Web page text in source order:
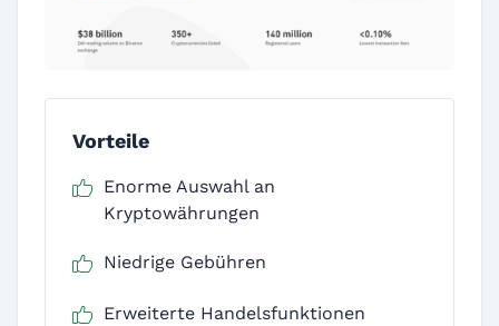
Vorteile
Enorme Auswahl an
Kryptowährungen
Niedrige Gebühren
Erweiterte Handelsfunktionen